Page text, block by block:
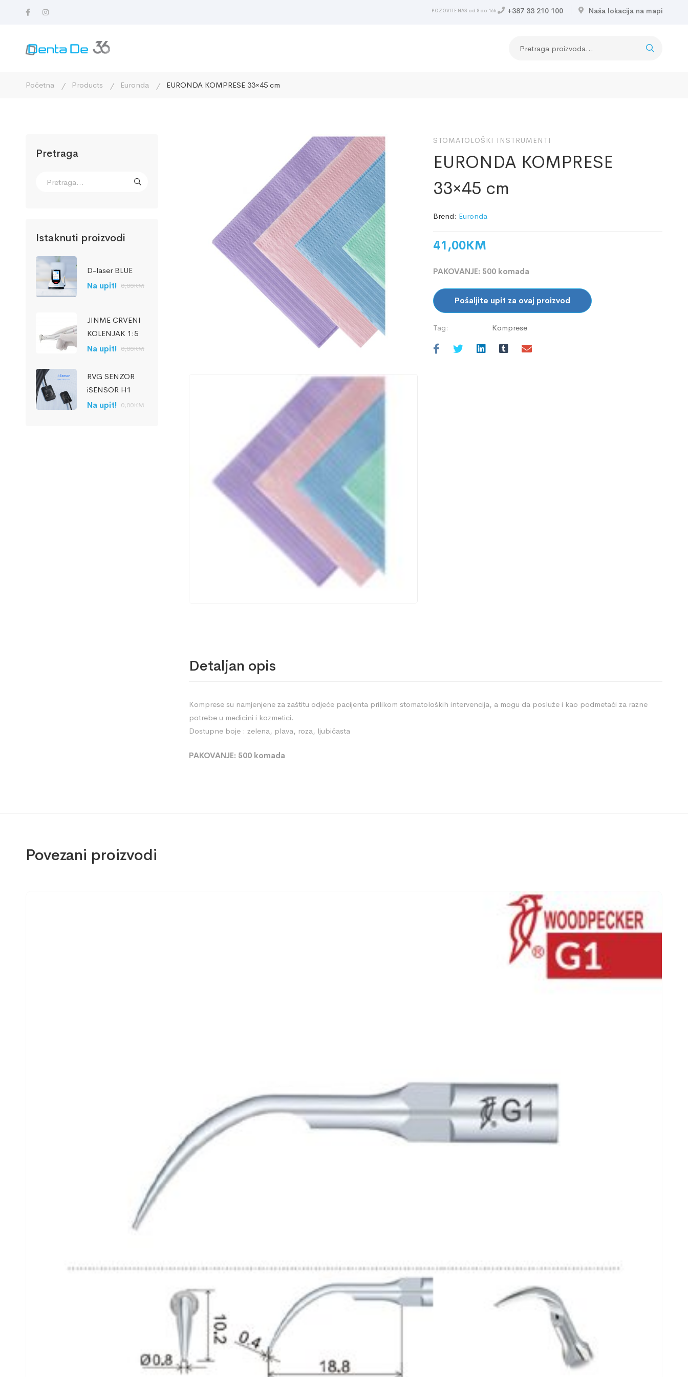
POZOVITE NAS od 8 do 16h +387 33 210 100 Naša lokacija na mapi
Početna Products Euronda EURONDA KOMPRESE 33×45 cm
Pretraga
Istaknuti proizvodi
D-laser BLUE
Na upit! 0,00KM
JINME CRVENI
KOLENJAK 1:5
Na upit! 0,00KM
RVG SENZOR
iSENSOR H1
Na upit! 0,00KM
STOMATOLOŠKI INSTRUMENTI
EURONDA KOMPRESE
33×45 cm
Brend: Euronda
41,00KM
PAKOVANJE: 500 komada
Pošaljite upit za ovaj proizvod
Tag: Komprese
Detaljan opis
Komprese su namjenjene za zaštitu odjeće pacijenta prilikom stomatoloških intervencija, a mogu da posluže i kao podmetači za razne
potrebe u medicini i kozmetici.
Dostupne boje : zelena, plava, roza, ljubičasta
PAKOVANJE: 500 komada
Povezani proizvodi